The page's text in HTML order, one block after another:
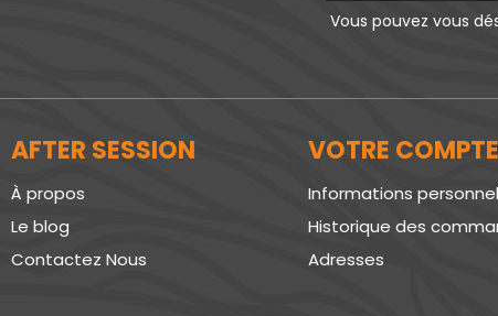
Vous pouvez vous
AFTER SESSION
À propos
Le blog
Contactez Nous
VOTRE COMPTE
Informations
Historique des
Adresses